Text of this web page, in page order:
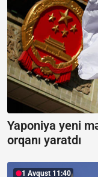
Yaponiya yeni
orqanı yaratdı
1 Avqust 11:40